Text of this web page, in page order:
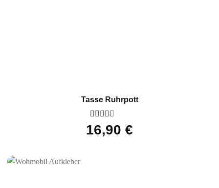
Tasse Ruhrpott
Bewertet
mit
16,90 €